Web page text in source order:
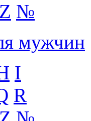
Z №
мужчин
I
R